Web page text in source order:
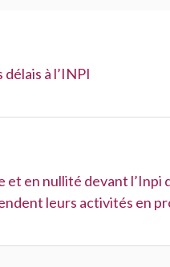
à l’INPI
et en nullité devant l’Inpi
leurs activités en